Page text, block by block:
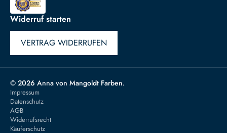
Widerruf starten
VERTRAG WIDERRUFEN
© 2026 Anna von Mangoldt Farben.
Impressum
Datenschutz
AGB
Widerrufsrecht
Käuferschutz